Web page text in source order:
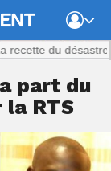
du désastre des
part du
la RTS